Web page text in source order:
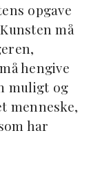
opgave
må
hengive
muligt og
menneske,
har